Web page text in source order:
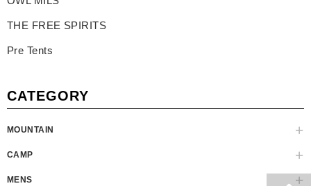
THE FREE SPIRITS
Pre Tents
CATEGORY
MOUNTAIN
CAMP
MENS